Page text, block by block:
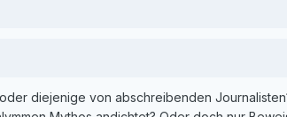
diejenige von abschreibenden